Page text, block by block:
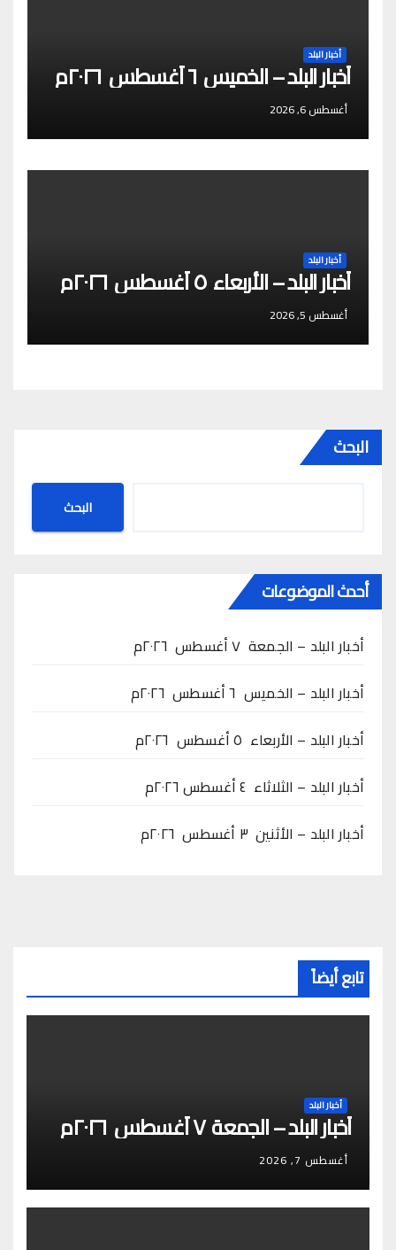
أخبار البلد
أخبار البلد – الخميس ٦ أغسطس ٢٠٢٦م
أغسطس 6, 2026
أخبار البلد
أخبار البلد – الأربعاء ٥ أغسطس ٢٠٢٦م
أغسطس 5, 2026
البحث
البحث
أحدث الموضوعات
أخبار البلد – الجمعة ٧ أغسطس ٢٠٢٦م
أخبار البلد – الخميس ٦ أغسطس ٢٠٢٦م
أخبار البلد – الأربعاء ٥ أغسطس ٢٠٢٦م
أخبار البلد – الثلاثاء ٤ أغسطس ٢٠٢٦م
أخبار البلد – الأثنين ٣ أغسطس ٢٠٢٦م
تابع أيضاً
أخبار البلد
أخبار البلد – الجمعة ٧ أغسطس ٢٠٢٦م
أغسطس 7, 2026